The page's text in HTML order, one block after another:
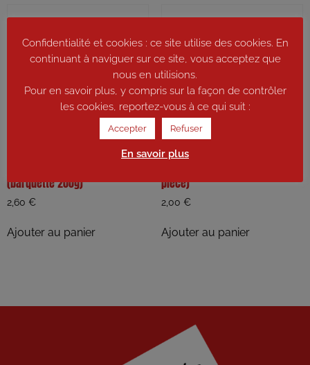
(barquette 200g)
2,60 €
Ajouter au panier
pièce)
2,00 €
Ajouter au panier
Confidentialité et cookies : ce site utilise des cookies. En
continuant à naviguer sur ce site, vous acceptez que
nous en utilisions.
Pour en savoir plus, y compris sur la façon de contrôler
les cookies, reportez-vous à ce qui suit :
Accepter Refuser
En savoir plus